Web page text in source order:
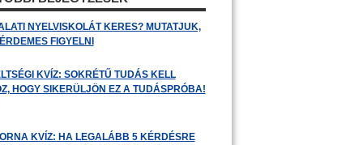
NYELVISKOLÁT KERES? MUTATJUK,
FIGYELNI
KVÍZ: SOKRÉTŰ TUDÁS KELL
HOGY SIKERÜLJÖN EZ A TUDÁSPRÓBA!
KVÍZ: HA LEGALÁBB 5 KÉRDÉSRE